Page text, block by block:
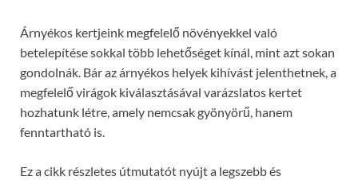
Árnyékos kertjeink megfelelő növényekkel való
betelepítése sokkal több lehetőséget kínál, mint azt sokan
gondolnák. Bár az árnyékos helyek kihívást jelenthetnek, a
megfelelő virágok kiválasztásával varázslatos kertet
hozhatunk létre, amely nemcsak gyönyörű, hanem
fenntartható is.
Ez a cikk részletes útmutatót nyújt a legszebb és